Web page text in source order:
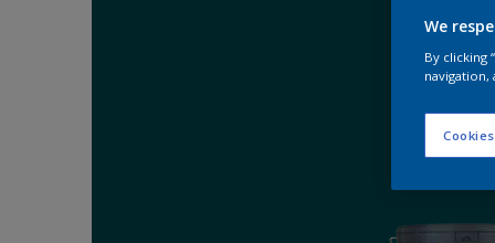
We
By clicking
navigation,